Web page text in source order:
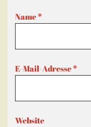
Name*
E-Mail-Adresse*
Website